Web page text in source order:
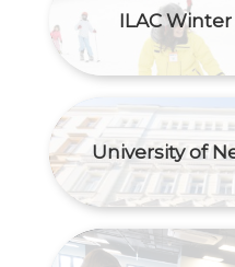
ILAC
University of